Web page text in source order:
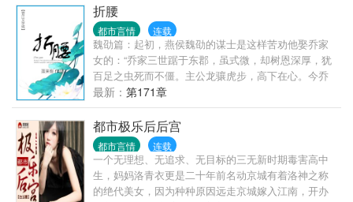
折腰
都市言情 连载
魏劭篇：起初，燕侯魏劭的谋士是这样苦劝他娶乔家
女的：“乔家三世踞于东郡，虽式微，却树恩深厚，犹
百足之虫死而不僵。主公龙骧虎步，高下在心。今乔
家既求好于主公，乔家之女，主公何妨取，用之便
可？”后来，魏劭终于知道了，自己打自己的脸，疼，
真特马的疼。小乔篇：嗯，男人确实都是贱骨头。皇
帝老子也一样。……架空，仿东汉末年军阀混战背
景，考据免。另外此小乔非三国里的小乔，只是觉得
顺而且好听，所以借用了。
最新： 第171章
都市极乐后后宫
都市言情 连载
一个无理想、无追求、无目标的三无新时期毒害高中
生，妈妈洛青衣更是二十年前名动京城有着洛神之称
的绝代美女，因为种种原因远走京城嫁入江南，开办